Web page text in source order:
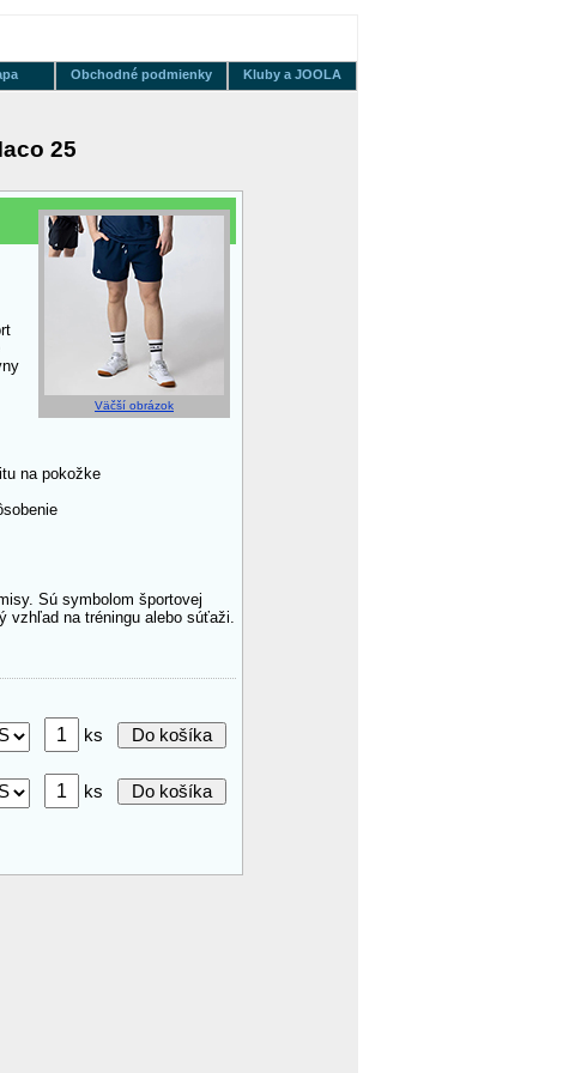
Kluby a JOOLA
Obchodné podmienky
25
Väčší obrázok
na pokožke
Sú symbolom športovej
vzhľad na tréningu alebo súťaži.
ks
ks